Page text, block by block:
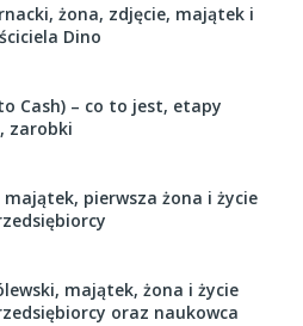
żona, zdjęcie, majątek i
Dino
Cash) – co to jest, etapy
zarobki
majątek, pierwsza żona i życie
majątek, żona i życie
oraz naukowca